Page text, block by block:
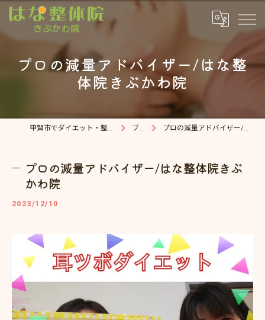
プロの減量アドバイザー/はな整
体院きぶかわ院
甲賀市でダイエット・整体院ならはな整体院 ブログ プロの減量アドバイザー/はな整体院きぶかわ院
プロの減量アドバイザー/はな整体院きぶ
かわ院
2023/12/10